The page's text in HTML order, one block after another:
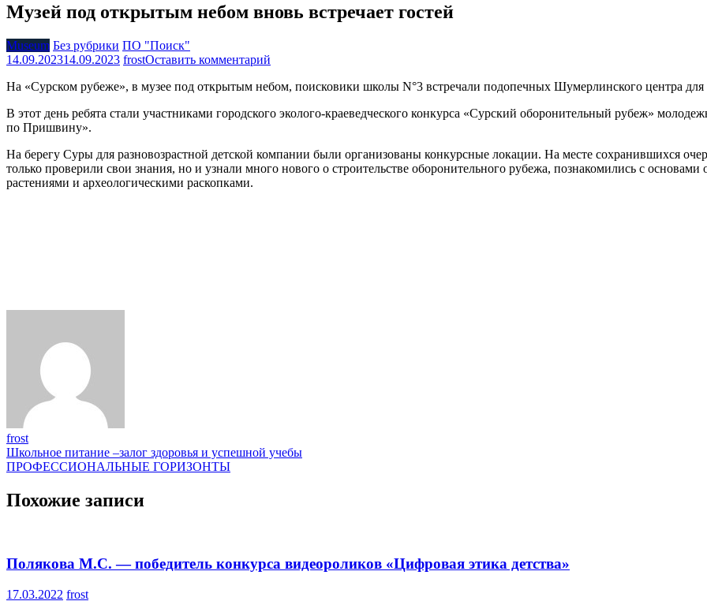
Музей под открытым небом вновь встречает гостей
Museum Без рубрики ПО "Поиск"
14.09.202314.09.2023 frostОставить комментарий
под
небом
гостей
На «Сурском рубеже», в музее под открытым небом, поисковики школы N°3 встречали подопечных Шумерлинского центра для
В этот день ребята стали участниками городского эколого-краеведческого конкурса «Сурский оборонительный рубеж»
по Пришвину».
На берегу Суры для разновозрастной детской компании были организованы конкурсные локации. На месте сохранившихся
только проверили свои знания, но и узнали много нового о строительстве оборонительного рубежа, познакомились с
растениями и археологическими раскопками.
frost
Навигация
по
записям
Школьное питание –залог здоровья и успешной учебы
ПРОФЕССИОНАЛЬНЫЕ ГОРИЗОНТЫ
Похожие записи
Полякова М.С. — победитель конкурса видеороликов «Цифровая этика детства»
17.03.2022 frost